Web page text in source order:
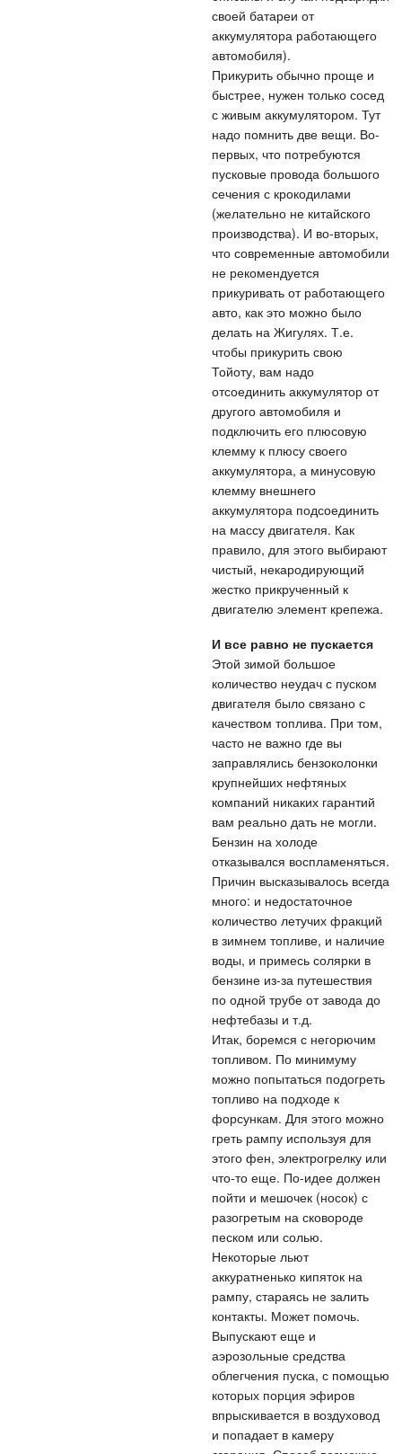
своей батареи от
аккумулятора работающего
автомобиля).
Прикурить обычно проще и
быстрее, нужен только сосед
с живым аккумулятором. Тут
надо помнить две вещи. Во-
первых, что потребуются
пусковые провода большого
сечения с крокодилами
(желательно не китайского
производства). И во-вторых,
что современные автомобили
не рекомендуется
прикуривать от работающего
авто, как это можно было
делать на Жигулях. Т.е.
чтобы прикурить свою
Тойоту, вам надо
отсоединить аккумулятор от
другого автомобиля и
подключить его плюсовую
клемму к плюсу своего
аккумулятора, а минусовую
клемму внешнего
аккумулятора подсоединить
на массу двигателя. Как
правило, для этого выбирают
чистый, некародирующий
жестко прикрученный к
двигателю элемент крепежа.
И все равно не пускается
Этой зимой большое
количество неудач с пуском
двигателя было связано с
качеством топлива. При том,
часто не важно где вы
заправлялись бензоколонки
крупнейших нефтяных
компаний никаких гарантий
вам реально дать не могли.
Бензин на холоде
отказывался воспламеняться.
Причин высказывалось всегда
много: и недостаточное
количество летучих фракций
в зимнем топливе, и наличие
воды, и примесь солярки в
бензине из-за путешествия
по одной трубе от завода до
нефтебазы и т.д.
Итак, боремся с негорючим
топливом. По минимуму
можно попытаться подогреть
топливо на подходе к
форсункам. Для этого можно
греть рампу используя для
этого фен, электрогрелку или
что-то еще. По-идее должен
пойти и мешочек (носок) с
разогретым на сковороде
песком или солью.
Некоторые льют
аккуратненько кипяток на
рампу, стараясь не залить
контакты. Может помочь.
Выпускают еще и
аэрозольные средства
облегчения пуска, с помощью
которых порция эфиров
впрыскивается в воздуховод
и попадает в камеру